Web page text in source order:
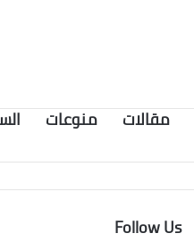
مقالات منوعات
Follow Us